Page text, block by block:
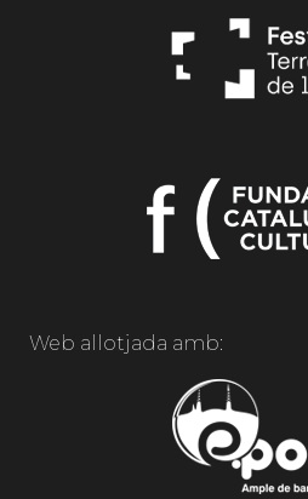
Web allotjada amb: